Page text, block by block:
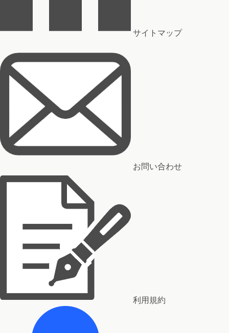
サイトマップ
お問い合わせ
利用規約